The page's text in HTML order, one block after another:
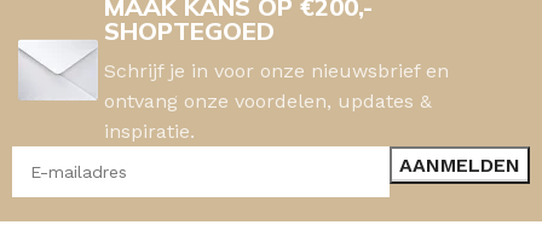
MAAK KANS OP €200,-
SHOPTEGOED
Schrijf je in voor onze nieuwsbrief en
ontvang onze voordelen, updates &
inspiratie.